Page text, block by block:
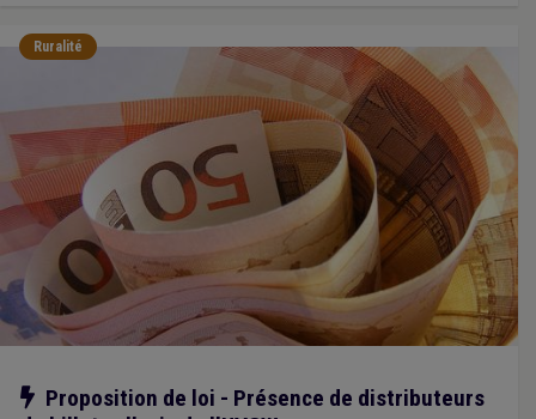
Ruralité
Notre action
Proposition de loi - Présence de distributeurs